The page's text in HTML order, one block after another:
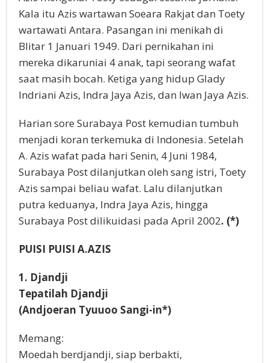
Kala itu Azis wartawan Soeara Rakjat dan Toety
wartawati Antara. Pasangan ini menikah di
Blitar 1 Januari 1949. Dari pernikahan ini
mereka dikaruniai 4 anak, tapi seorang wafat
saat masih bocah. Ketiga yang hidup Glady
Indriani Azis, Indra Jaya Azis, dan Iwan Jaya Azis.
Harian sore Surabaya Post kemudian tumbuh
menjadi koran terkemuka di Indonesia. Setelah
A. Azis wafat pada hari Senin, 4 Juni 1984,
Surabaya Post dilanjutkan oleh sang istri, Toety
Azis sampai beliau wafat. Lalu dilanjutkan
putra keduanya, Indra Jaya Azis, hingga
Surabaya Post dilikuidasi pada April 2002. (*)
PUISI PUISI A.AZIS
1. Djandji
Tepatilah Djandji
(Andjoeran Tyuuoo Sangi-in*)
Memang:
Moedah berdjandji, siap berbakti,